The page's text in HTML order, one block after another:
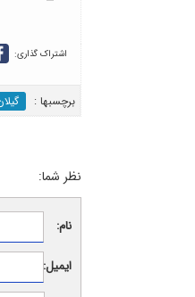
اشتراک گذاری:
برچسب‎ها :
نظر شما:
نام:
ایمیل: